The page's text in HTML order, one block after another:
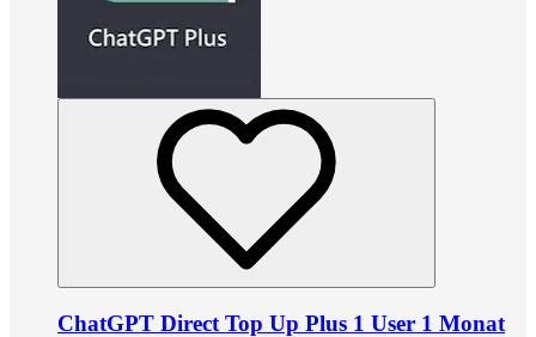
ChatGPT Direct Top Up Plus 1 User 1 Monat